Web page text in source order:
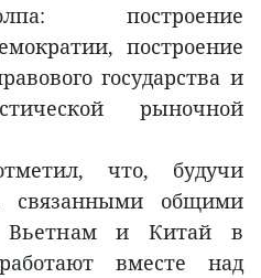
построение
построение
государства и
рыночной
что, будучи
связанными общими
Вьетнам и Китай в
вместе над